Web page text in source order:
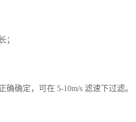
；
确定，可在 5-10m/s 滤速下过滤。